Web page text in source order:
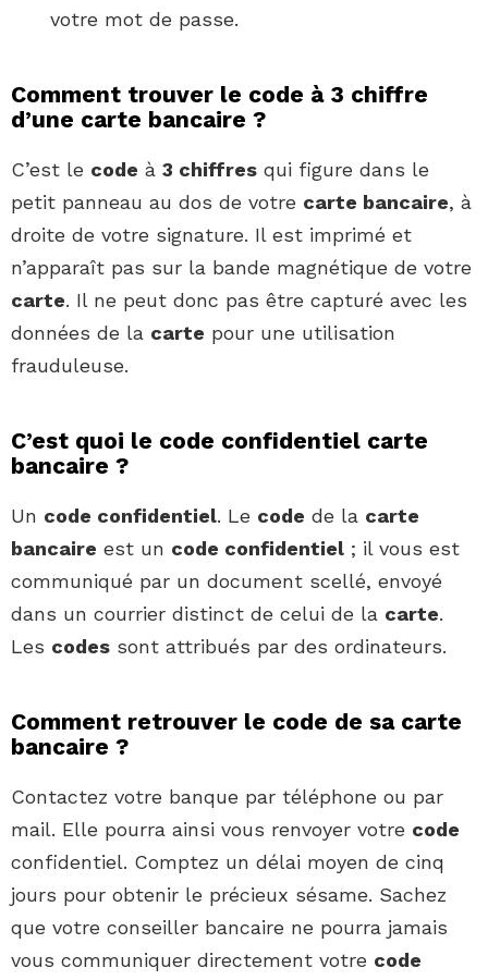
votre mot de passe.
Comment trouver le code à 3 chiffre
d’une carte bancaire ?
C’est le code à 3 chiffres qui figure dans le
petit panneau au dos de votre carte bancaire, à
droite de votre signature. Il est imprimé et
n’apparaît pas sur la bande magnétique de votre
carte. Il ne peut donc pas être capturé avec les
données de la carte pour une utilisation
frauduleuse.
C’est quoi le code confidentiel carte
bancaire ?
Un code confidentiel. Le code de la carte
bancaire est un code confidentiel ; il vous est
communiqué par un document scellé, envoyé
dans un courrier distinct de celui de la carte.
Les codes sont attribués par des ordinateurs.
Comment retrouver le code de sa carte
bancaire ?
Contactez votre banque par téléphone ou par
mail. Elle pourra ainsi vous renvoyer votre code
confidentiel. Comptez un délai moyen de cinq
jours pour obtenir le précieux sésame. Sachez
que votre conseiller bancaire ne pourra jamais
vous communiquer directement votre code